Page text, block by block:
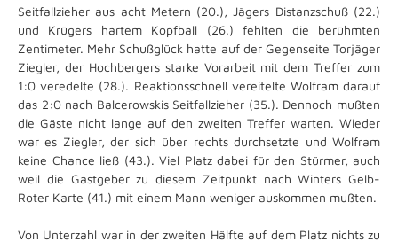
Seitfallzieher aus acht Metern (20.), Jägers Distanzschuß (22.)
und Krügers hartem Kopfball (26.) fehlten die berühmten
Zentimeter. Mehr Schußglück hatte auf der Gegenseite Torjäger
Ziegler, der Hochbergers starke Vorarbeit mit dem Treffer zum
1:0 veredelte (28.). Reaktionsschnell vereitelte Wolfram darauf
das 2:0 nach Balcerowskis Seitfallzieher (35.). Dennoch mußten
die Gäste nicht lange auf den zweiten Treffer warten. Wieder
war es Ziegler, der sich über rechts durchsetzte und Wolfram
keine Chance ließ (43.). Viel Platz dabei für den Stürmer, auch
weil die Gastgeber zu diesem Zeitpunkt nach Winters Gelb-
Roter Karte (41.) mit einem Mann weniger auskommen mußten.
Von Unterzahl war in der zweiten Hälfte auf dem Platz nichts zu